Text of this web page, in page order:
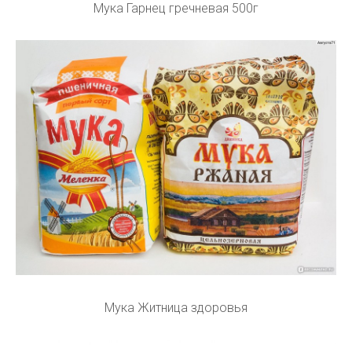
Мука Гарнец гречневая 500г
Мука Житница здоровья